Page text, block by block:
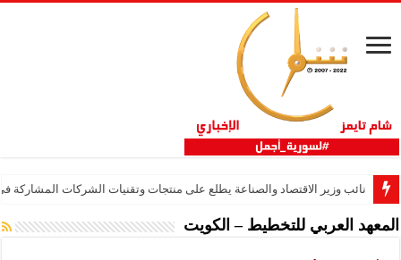
نائب وزير الاقتصاد والصناعة يطلع على منتجات وتقنيات الشركات المشاركة في
المعهد العربي للتخطيط – الكويت